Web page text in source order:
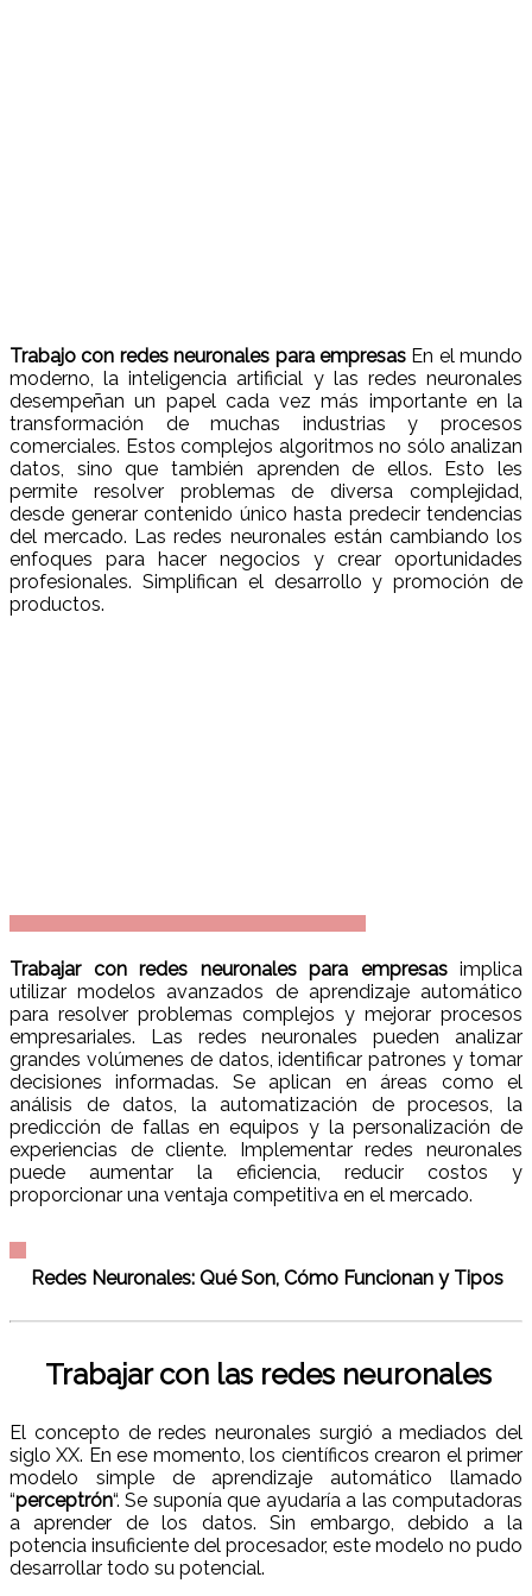
Trabajo con redes neuronales para empresasEn el mundo
moderno, la inteligencia artificial y las redes neuronales
desempeñan un papel cada vez más importante en la
transformación de muchas industrias y procesos
comerciales. Estos complejos algoritmos no sólo analizan
datos, sino que también aprenden de ellos. Esto les
permite resolver problemas de diversa complejidad,
desde generar contenido único hasta predecir tendencias
del mercado. Las redes neuronales están cambiando los
enfoques para hacer negocios y crear oportunidades
profesionales. Simplifican el desarrollo y promoción de
productos.
Trabajar con redes neuronales para empresasimplica
utilizar modelos avanzados de aprendizaje automático
para resolver problemas complejos y mejorar procesos
empresariales. Las redes neuronales pueden analizar
grandes volúmenes de datos, identificar patrones y tomar
decisiones informadas. Se aplican en áreas como el
análisis de datos, la automatización de procesos, la
predicción de fallas en equipos y la personalización de
experiencias de cliente. Implementar redes neuronales
puede aumentar la eficiencia, reducir costos y
proporcionar una ventaja competitiva en el mercado.
Redes Neuronales: Qué Son, Cómo Funcionan y Tipos
Trabajar con las redes neuronales
El concepto de redes neuronales surgió a mediados del
siglo XX. En ese momento, los científicos crearon el primer
modelo simple de aprendizaje automático llamado
“perceptrón“. Se suponía que ayudaría a las computadoras
a aprender de los datos. Sin embargo, debido a la
potencia insuficiente del procesador, este modelo no pudo
desarrollar todo su potencial.